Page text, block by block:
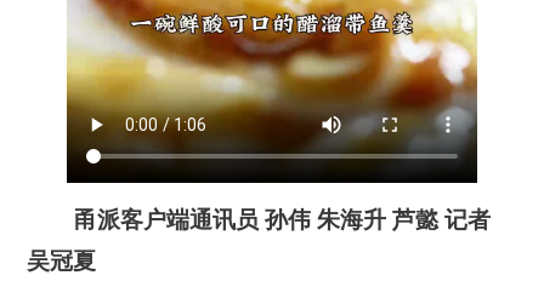
甬派客户端通讯员 孙伟 朱海升 芦懿 记者
吴冠夏